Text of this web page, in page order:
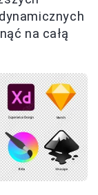
na całą